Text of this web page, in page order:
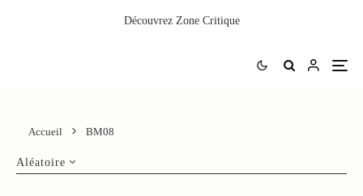
Découvrez Zone Critique
Accueil BM08
Aléatoire